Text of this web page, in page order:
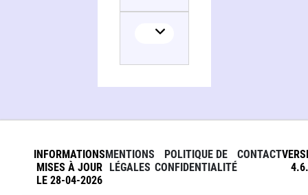
INFORMATIONS
MISES À JOUR
LE 28-04-2026
MENTIONS
LÉGALES
POLITIQUE DE
CONFIDENTIALITÉ
CONTACT